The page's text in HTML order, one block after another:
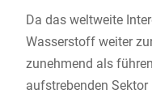
Da das weltweite
Wasserstoff weiter
zunehmend als
aufstrebenden